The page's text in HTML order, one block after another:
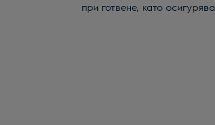
при готвене, като